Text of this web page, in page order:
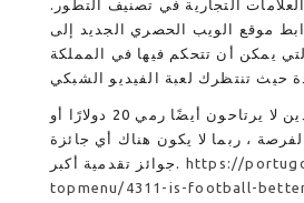
التجارية في تصنيف التطور.
موقع الويب الحصري الجديد إلى
يمكن أن تتحكم فيها في المملكة
بالنسبة للأفراد الذين لا يرتاحون أيضًا رمي 20 دولارًا أو
، ربما لا يكون هناك أي جائزة
جوائز تقدمية أكبر.
https://
topmenu/4311-is-football-